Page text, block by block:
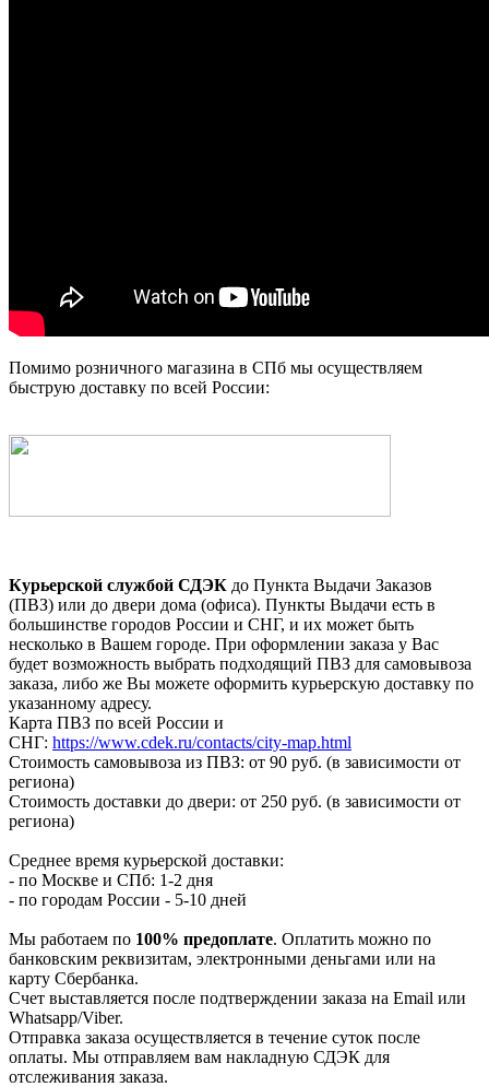
Помимо розничного магазина в СПб мы осуществляем
быструю доставку по всей России:
Курьерской службой СДЭК до Пункта Выдачи Заказов
(ПВЗ) или до двери дома (офиса). Пункты Выдачи есть в
большинстве городов России и СНГ, и их может быть
несколько в Вашем городе. При оформлении заказа у Вас
будет возможность выбрать подходящий ПВЗ для самовывоза
заказа, либо же Вы можете оформить курьерскую доставку по
указанному адресу.
Карта ПВЗ по всей России и
СНГ: https://www.cdek.ru/contacts/city-map.html
Стоимость самовывоза из ПВЗ: от 90 руб. (в зависимости от
региона)
Стоимость доставки до двери: от 250 руб. (в зависимости от
региона)
Среднее время курьерской доставки:
- по Москве и СПб: 1-2 дня
- по городам России - 5-10 дней
Мы работаем по 100% предоплате. Оплатить можно по
банковским реквизитам, электронными деньгами или на
карту Сбербанка.
Счет выставляется после подтверждении заказа на Email или
Whatsapp/Viber.
Отправка заказа осуществляется в течение суток после
оплаты. Мы отправляем вам накладную СДЭК для
отслеживания заказа.